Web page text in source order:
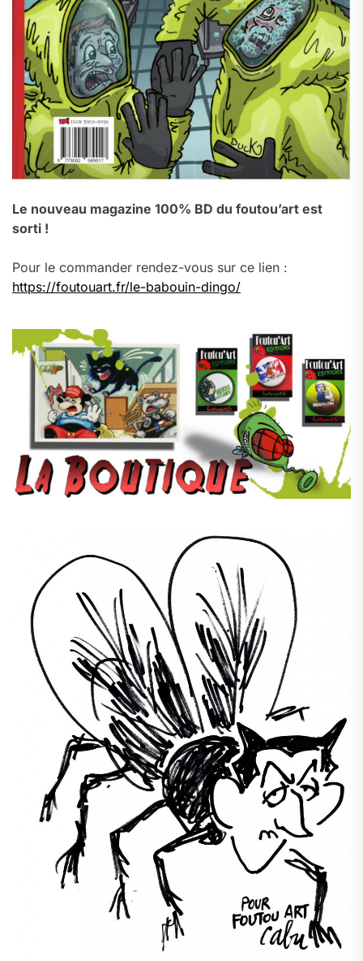
Le nouveau magazine 100% BD du foutou’art est
sorti !
Pour le commander rendez-vous sur ce lien :
https://foutouart.fr/le-babouin-dingo/